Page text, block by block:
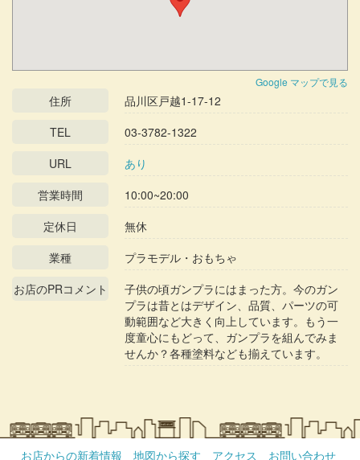
Google マップで見る
住所
品川区戸越1-17-12
TEL
03-3782-1322
URL
あり
営業時間
10:00~20:00
定休日
無休
業種
プラモデル・おもちゃ
お店のPRコメント
子供の頃ガンプラにはまった方。今のガン
プラは昔とはデザイン、品質、パーツの可
動範囲など大きく向上しています。もう一
度童心にもどって、ガンプラを組んでみま
せんか？各種塗料なども揃えています。
お店からの新着情報 地図から探す アクセス お問い合わせ